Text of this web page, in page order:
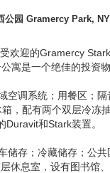
园 Gramercy Park,
欢迎的Gramercy
寓是一个绝佳的投资物
空调系统；用餐区；
，配有两个双层冷冻
和Stark装置。
存；冷藏储存；公共
休息室，设有图书馆